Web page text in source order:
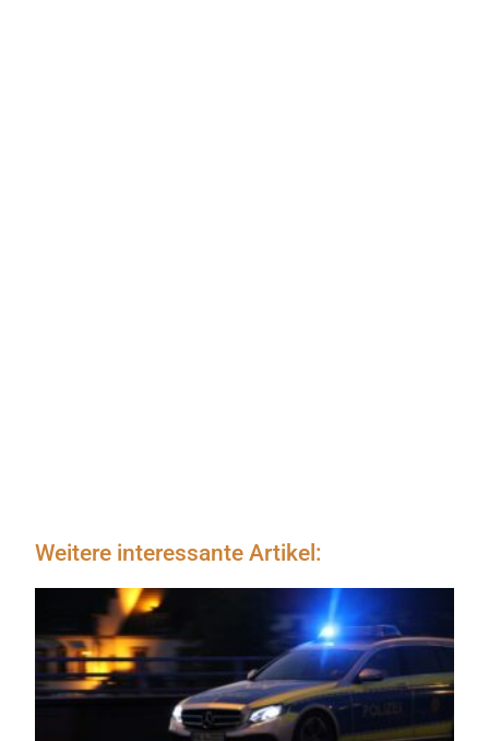
Weitere interessante Artikel: